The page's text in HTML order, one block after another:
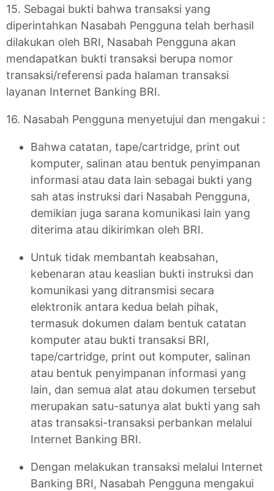
15. Sebagai bukti bahwa transaksi yang
diperintahkan Nasabah Pengguna telah berhasil
dilakukan oleh BRI, Nasabah Pengguna akan
mendapatkan bukti transaksi berupa nomor
transaksi/referensi pada halaman transaksi
layanan Internet Banking BRI.
16. Nasabah Pengguna menyetujui dan mengakui :
Bahwa catatan, tape/cartridge, print out
komputer, salinan atau bentuk penyimpanan
informasi atau data lain sebagai bukti yang
sah atas instruksi dari Nasabah Pengguna,
demikian juga sarana komunikasi lain yang
diterima atau dikirimkan oleh BRI.
Untuk tidak membantah keabsahan,
kebenaran atau keaslian bukti instruksi dan
komunikasi yang ditransmisi secara
elektronik antara kedua belah pihak,
termasuk dokumen dalam bentuk catatan
komputer atau bukti transaksi BRI,
tape/cartridge, print out komputer, salinan
atau bentuk penyimpanan informasi yang
lain, dan semua alat atau dokumen tersebut
merupakan satu-satunya alat bukti yang sah
atas transaksi-transaksi perbankan melalui
Internet Banking BRI.
Dengan melakukan transaksi melalui Internet
Banking BRI, Nasabah Pengguna mengakui